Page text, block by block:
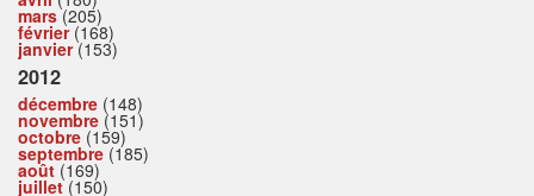
mars(205)
février(168)
janvier(153)
2012
décembre (148)
novembre (151)
octobre (159)
septembre (185)
août (169)
juillet(150)